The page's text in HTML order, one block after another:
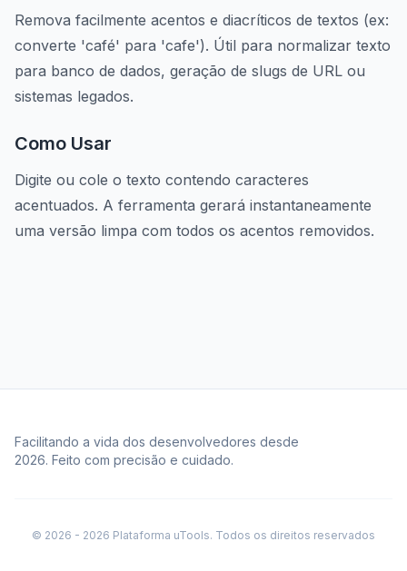
Remova facilmente acentos e diacríticos de textos (ex:
converte 'café' para 'cafe'). Útil para normalizar texto
para banco de dados, geração de slugs de URL ou
sistemas legados.
Como Usar
Digite ou cole o texto contendo caracteres
acentuados. A ferramenta gerará instantaneamente
uma versão limpa com todos os acentos removidos.
Facilitando a vida dos desenvolvedores desde
2026. Feito com precisão e cuidado.
© 2026 - 2026 Plataforma uTools. Todos os direitos reservados